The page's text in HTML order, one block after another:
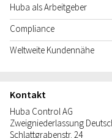
Huba als Arbeitgeber
Compliance
Weltweite Kundennähe
Kontakt
Huba Control AG
Zweigniederlassung
Schlattgrabenstr. 24